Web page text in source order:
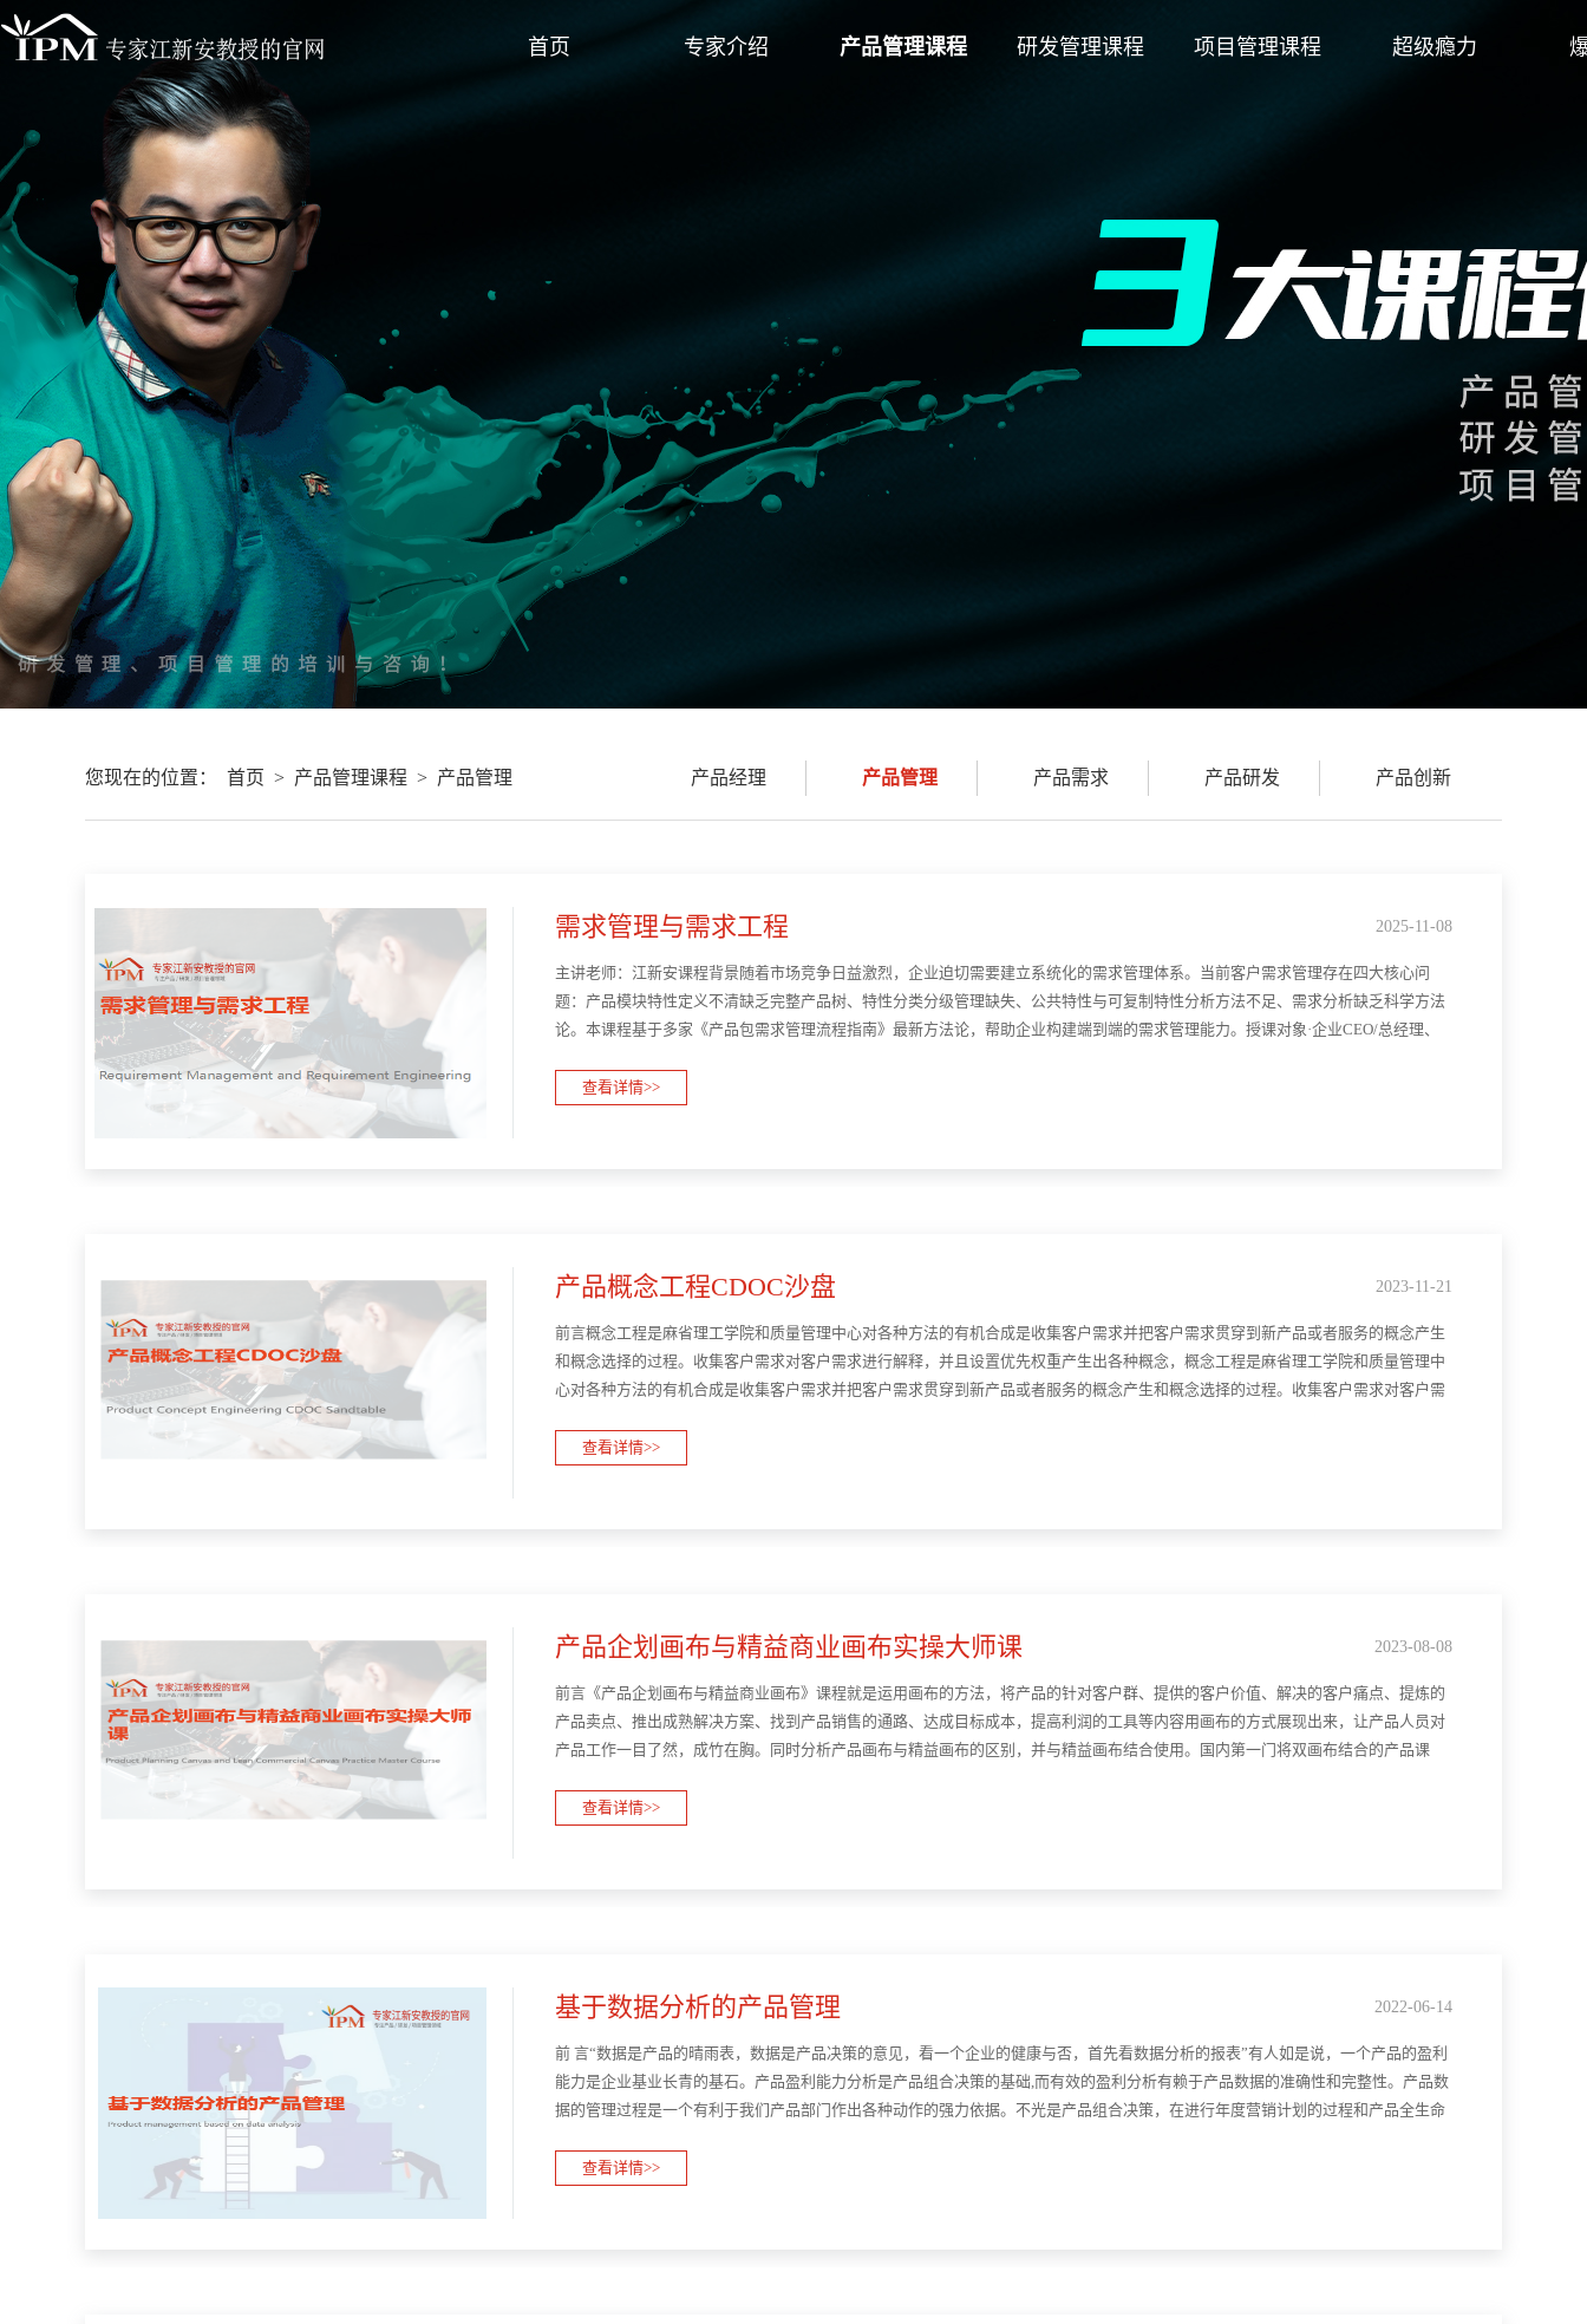
首页 专家介绍 产品管理课程 研发管理课程 项目管理课程 超级瘾力
您现在的位置： 首页 > 产品管理课程 > 产品管理 产品经理 产品管理 产品需求 产品研发 产品创新
需求管理与需求工程 2025-11-08
主讲老师：江新安课程背景随着市场竞争日益激烈，企业迫切需要建立系统化的需求管理体系。当前客户需求管理存在四大核心问
题：产品模块特性定义不清缺乏完整产品树、特性分类分级管理缺失、公共特性与可复制特性分析方法不足、需求分析缺乏科学方法
论。本课程基于多家《产品包需求管理流程指南》最新方法论，帮助企业构建端到端的需求管理能力。授课对象·企业CEO/总经理、
查看详情>>
产品概念工程CDOC沙盘 2023-11-21
前言概念工程是麻省理工学院和质量管理中心对各种方法的有机合成是收集客户需求并把客户需求贯穿到新产品或者服务的概念产生
和概念选择的过程。收集客户需求对客户需求进行解释，并且设置优先权重产生出各种概念，概念工程是麻省理工学院和质量管理中
心对各种方法的有机合成是收集客户需求并把客户需求贯穿到新产品或者服务的概念产生和概念选择的过程。收集客户需求对客户需
查看详情>>
产品企划画布与精益商业画布实操大师课 2023-08-08
前言《产品企划画布与精益商业画布》课程就是运用画布的方法，将产品的针对客户群、提供的客户价值、解决的客户痛点、提炼的
产品卖点、推出成熟解决方案、找到产品销售的通路、达成目标成本，提高利润的工具等内容用画布的方式展现出来，让产品人员对
产品工作一目了然，成竹在胸。同时分析产品画布与精益画布的区别，并与精益画布结合使用。国内第一门将双画布结合的产品课
查看详情>>
基于数据分析的产品管理 2022-06-14
前 言“数据是产品的晴雨表，数据是产品决策的意见，看一个企业的健康与否，首先看数据分析的报表”有人如是说，一个产品的盈利
能力是企业基业长青的基石。产品盈利能力分析是产品组合决策的基础,而有效的盈利分析有赖于产品数据的准确性和完整性。产品数
据的管理过程是一个有利于我们产品部门作出各种动作的强力依据。不光是产品组合决策，在进行年度营销计划的过程和产品全生命
查看详情>>